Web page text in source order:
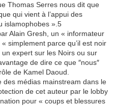
Thomas Serres nous dit que
qui vient à l’appui des
islamophobes ».5
Alain Gresh, un « informateur
simplement parce qu’il est noir
expert sur les Noirs ou sur
de dire ce que ″nous″
de Kamel Daoud.
des médias mainstream dans le
de cet auteur par le lobby
pour « coups et blessures